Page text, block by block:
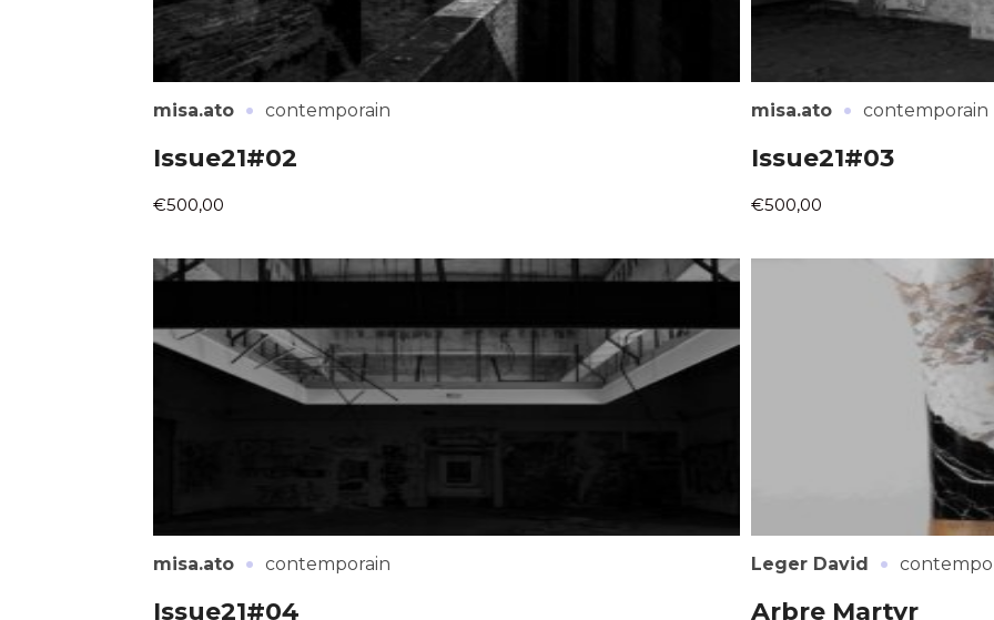
misa.ato · contemporain
Issue21#02
€500,00
misa.ato · contemporain
Issue21#03
€500,00
misa.ato · contemporain
Issue21#04
Leger David ·
Arbre Martyr